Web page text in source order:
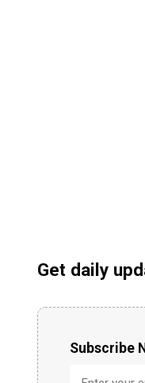
Get daily
Subscribe